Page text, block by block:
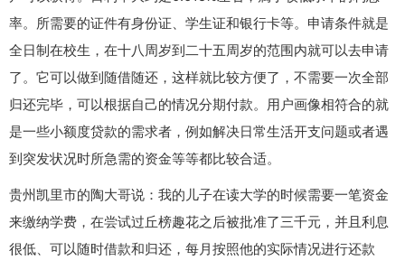
率。所需要的证件有身份证、学生证和银行卡等。申请条件就是
全日制在校生，在十八周岁到二十五周岁的范围内就可以去申请
了。它可以做到随借随还，这样就比较方便了，不需要一次全部
归还完毕，可以根据自己的情况分期付款。用户画像相符合的就
是一些小额度贷款的需求者，例如解决日常生活开支问题或者遇
到突发状况时所急需的资金等等都比较合适。
贵州凯里市的陶大哥说：我的儿子在读大学的时候需要一笔资金
来缴纳学费，在尝试过丘榜趣花之后被批准了三千元，并且利息
很低、可以随时借款和归还，每月按照他的实际情况进行还款